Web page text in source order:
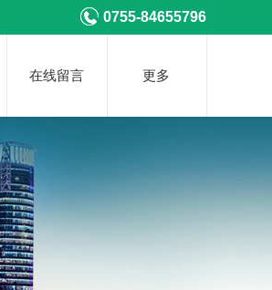
0755-84655796
在线留言 更多